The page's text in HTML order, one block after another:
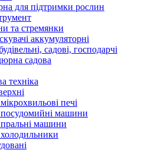
для підтримки рослин
та стремянки
аккумуляторні
садові, господарчі
садова
техніка
печі
посудомийні машини
машини